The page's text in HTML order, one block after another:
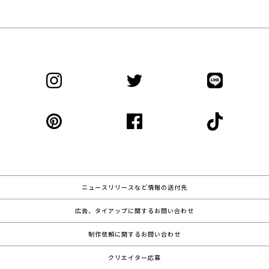
ニュースリリースなど情報の送付先
広告、タイアップに関するお問い合わせ
制作依頼に関するお問い合わせ
クリエイター応募